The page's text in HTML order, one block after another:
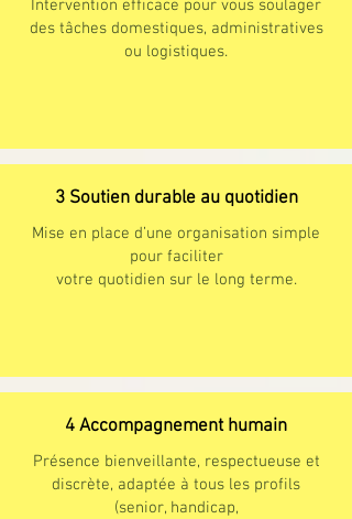
Intervention efficace pour vous soulager
des tâches domestiques, administratives
ou logistiques.
3 Soutien durable au quotidien
Mise en place d’une organisation simple
pour faciliter
votre quotidien sur le long terme.
4 Accompagnement humain
Présence bienveillante, respectueuse et
discrète, adaptée à tous les profils
(senior, handicap,